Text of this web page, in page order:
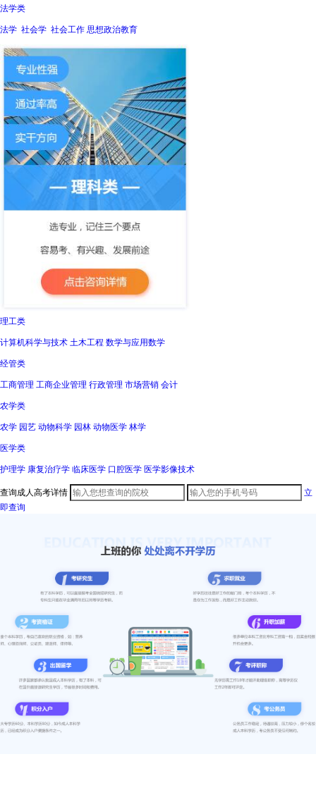
法学类
法学 社会学 社会工作 思想政治教育
理工类
计算机科学与技术 土木工程 数学与应用数学
经管类
工商管理 工商企业管理 行政管理 市场营销 会计
农学类
农学 园艺 动物科学 园林 动物医学 林学
医学类
护理学 康复治疗学 临床医学 口腔医学 医学影像技术
查询成人高考详情
立
即查询